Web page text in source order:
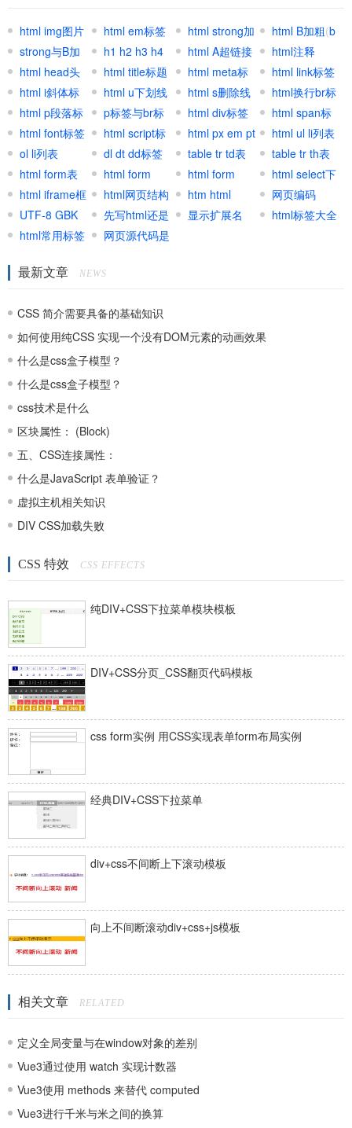
html img图片
标签
html em标签
(EM强调标签
html strong加
粗(strong标
签)
html B加粗(b
加粗标签
strong与B加
粗区别
h1 h2 h3 h4
标签 (html标
题标签)
html A超链接
锚文本
html注释
html head头
部标签
html title标题
标签
html meta标
签
html link标签
html i斜体标
签
html u下划线
标签
html s删除线
标签
html换行br标
签
html p段落标
签
p标签与br标
签区别
html div标签
元素
html span标
签
html font标签
html script标
签
html px em pt
网页单位
html ul li列表
ol li列表
dl dt dd标签
组
table tr td表
格
table tr th表
格
html form表
单
html form
input
html form
textarea文本
区域
html select下
拉与跳转
(Html select)
html iframe框
架
html网页结构
htm html
shtml区别用
网页编码
charset
UTF-8 GBK
UTF8
联系
先写html还是
先写CSS
显示扩展名
html标签大全
html常用标签
网页源代码是
最新文章 NEWS
CSS 简介需要具备的基础知识
如何使用纯CSS 实现一个没有DOM元素的动画效果
什么是css盒子模型？
什么是css盒子模型？
css技术是什么
区块属性： (Block)
五、CSS连接属性：
什么是JavaScript 表单验证？
虚拟主机相关知识
DIV CSS加载失败
CSS 特效 CSS EFFECTS
纯DIV+CSS下拉菜单模块模板
DIV+CSS分页_CSS翻页代码模板
css form实例 用CSS实现表单form布局实例
经典DIV+CSS下拉菜单
div+css不间断上下滚动模板
向上不间断滚动div+css+js模板
相关文章 RELATED
定义全局变量与在window对象的差别
Vue3通过使用 watch 实现计数器
Vue3使用 methods 来替代 computed
Vue3进行千米与米之间的换算